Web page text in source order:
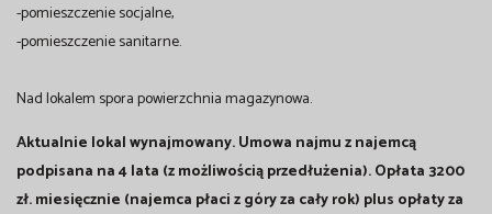
-pomieszczenie socjalne,
-pomieszczenie sanitarne.
Nad lokalem spora powierzchnia magazynowa.
Aktualnie lokal wynajmowany. Umowa najmu z najemcą
podpisana na 4 lata (z możliwością przedłużenia). Opłata 3200
zł. miesięcznie (najemca płaci z góry za cały rok) plus opłaty za